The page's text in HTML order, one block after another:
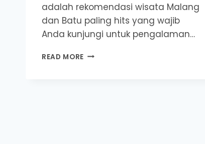
adalah rekomendasi wisata Malang
dan Batu paling hits yang wajib
Anda kunjungi untuk pengalaman…
READ MORE REKOMENDASI